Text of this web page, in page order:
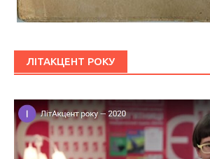
ЛІТАКЦЕНТ РОКУ